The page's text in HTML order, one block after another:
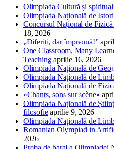
Olimpiada Cultură și
Olimpiada Națională de
Concursul Național de Fizică
18, 2026
„Diferiți, dar împreună!”
One Classroom, Many
Teaching aprilie 16, 2026
Olimpiada Națională de
Olimpiada Națională de
Olimpiada Națională de
«Chants, sons sur scène»
Olimpiada Națională de
filosofie aprilie 9, 2026
Olimpiada Națională de
Romanian Olympiad in
2026
Proba de baraj a Olimpiadei